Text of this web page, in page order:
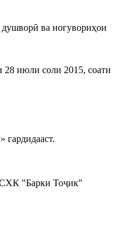
ва ногувориҳои
июли соли 2015, соати
"Барки Тоҷик"